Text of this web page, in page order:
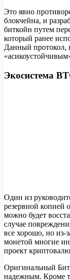
Это явно
блокчейна, и
биткойн путем
который ранее
Данный протокол,
Экосистема
Один из
резервной копией
можно будет
случае
все хорошо, но из-
монетой многие
проект
Оригинальный
надежным. Кроме